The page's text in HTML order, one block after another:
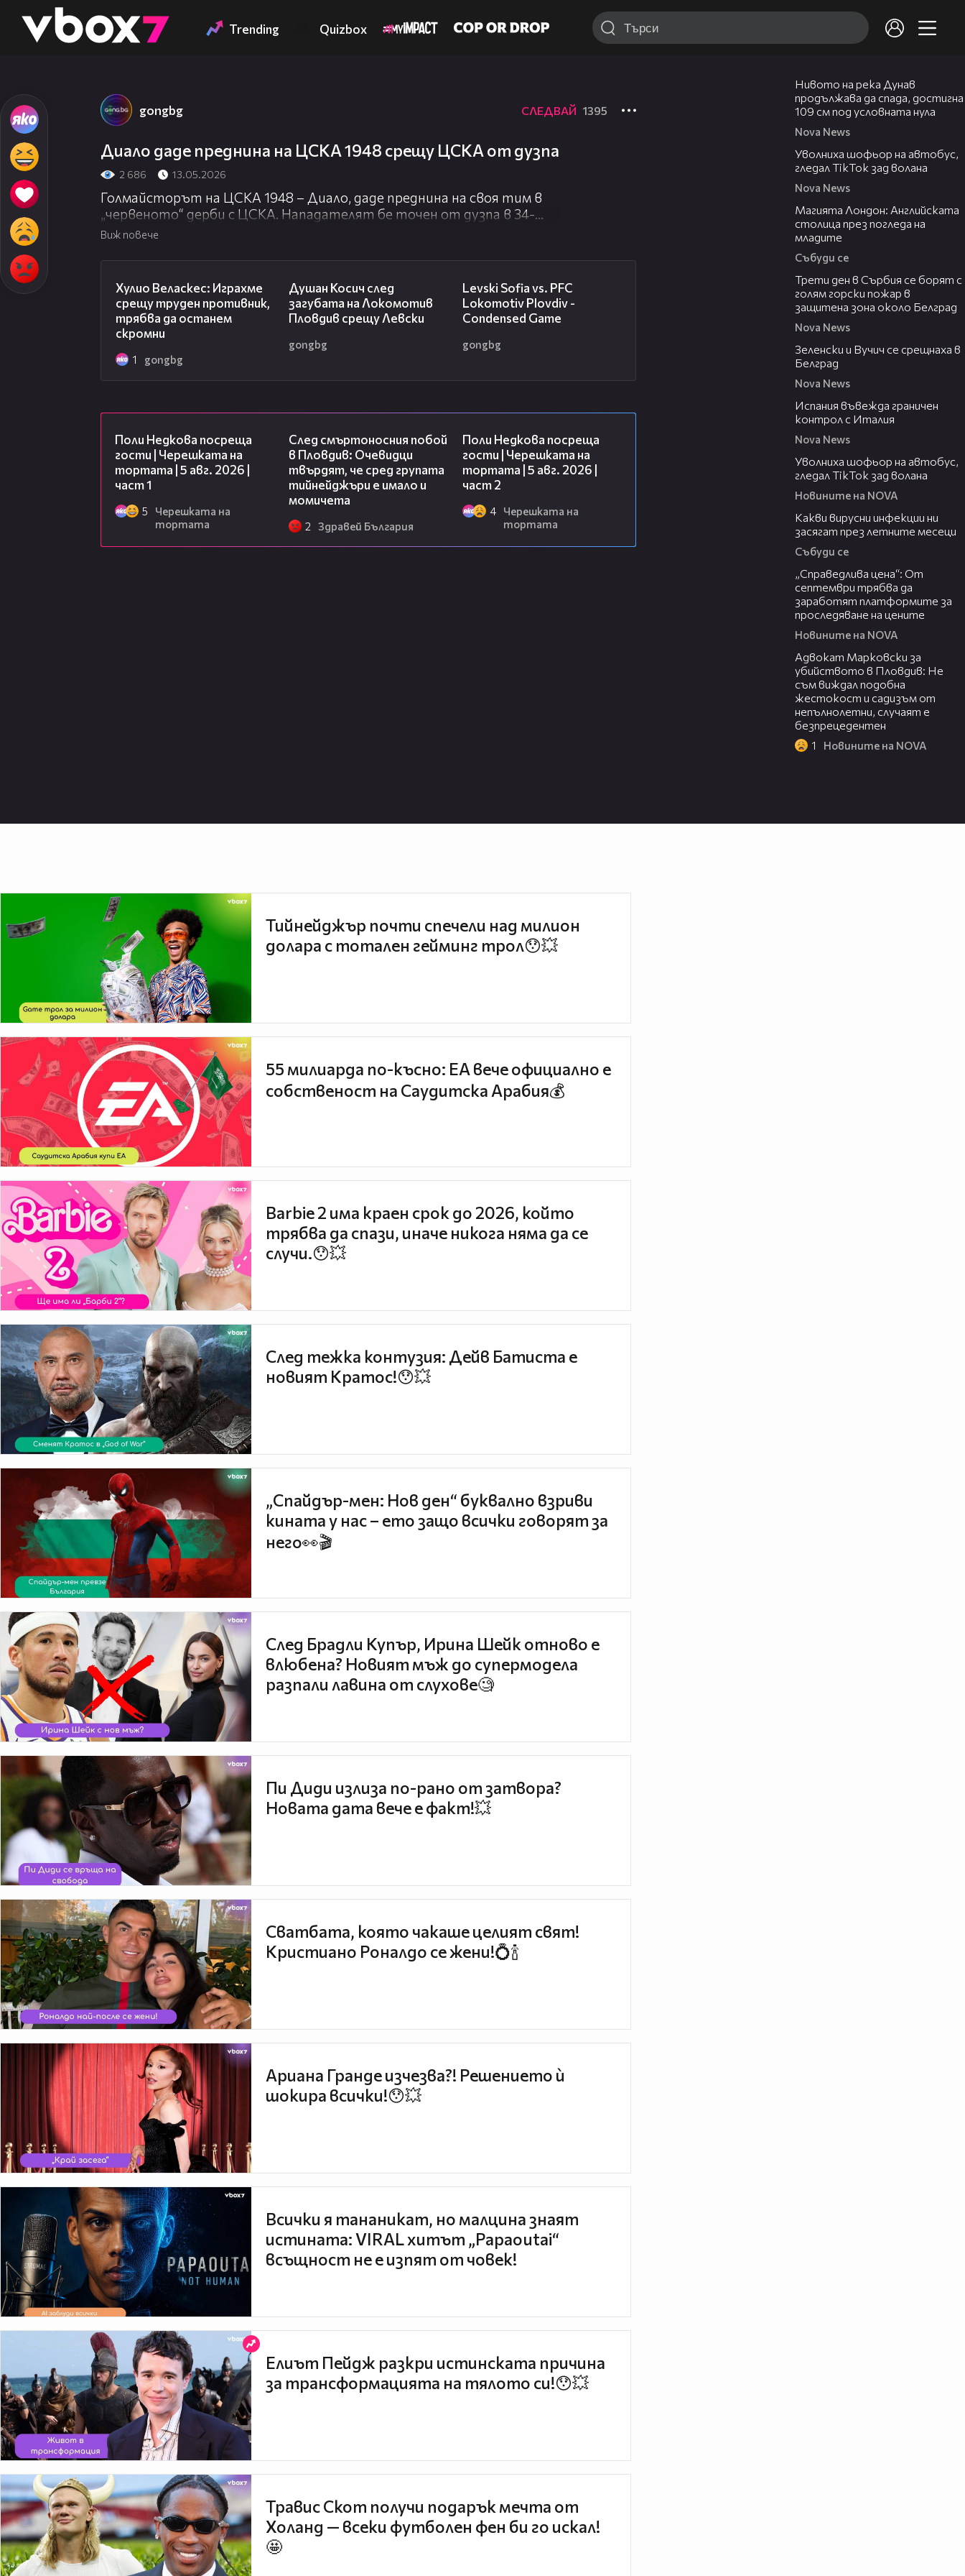
👾 Trending Quizbox
gongbg СЛЕДВАЙ 1395
Диало даде преднина на ЦСКА 1948 срещу ЦСКА от дузпа
2 686 13.05.2026
Голмайсторът на ЦСКА 1948 – Диало, даде преднина на своя тим в
„червеното“ дерби с ЦСКА. Нападателят бе точен от дузпа в 34-
ата минута. Наказателният удар за гостите бе отсъден за игра с
ситуацията във видеото.
Виж повече
Хулио Веласкес: Играхме
срещу труден противник,
трябва да останем
скромни
1 gongbg
Душан Косич след
загубата на Локомотив
Пловдив срещу Левски
gongbg
Levski Sofia vs. PFC
Lokomotiv Plovdiv -
Condensed Game
gongbg
Поли Недкова посреща
гости | Черешката на
тортата | 5 авг. 2026 |
част 1
5
Черешката на
тортата
След смъртоносния побой
в Пловдив: Очевидци
твърдят, че сред групата
тийнейджъри е имало и
момичета
2 Здравей България
Поли Недкова посреща
гости | Черешката на
тортата | 5 авг. 2026 |
част 2
4
Черешката на
тортата
Нивото на река Дунав
продължава да спада, достигна
109 см под условната нула
Nova News
Уволниха шофьор на автобус,
гледал TikTok зад волана
Nova News
Магията Лондон: Английската
столица през погледа на
младите
Събуди се
Трети ден в Сърбия се борят с
голям горски пожар в
защитена зона около Белград
Nova News
Зеленски и Вучич се срещнаха в
Белград
Nova News
Испания въвежда граничен
контрол с Италия
Nova News
Уволниха шофьор на автобус,
гледал TikTok зад волана
Новините на NOVA
Какви вирусни инфекции ни
засягат през летните месеци
Събуди се
„Справедлива цена“: От
септември трябва да
заработят платформите за
проследяване на цените
Новините на NOVA
Адвокат Марковски за
убийството в Пловдив: Не
съм виждал подобна
жестокост и садизъм от
непълнолетни, случаят е
безпрецедентен
1 Новините на NOVA
Тийнейджър почти спечели над милион
долара с тотален гейминг трол😯💥
55 милиарда по-късно: EA вече официално е
собственост на Саудитска Арабия💰
Barbie 2 има краен срок до 2026, който
трябва да спази, иначе никога няма да се
случи.😯💥
След тежка контузия: Дейв Батиста е
новият Кратос!😯💥
„Спайдър-мен: Нов ден“ буквално взриви
кината у нас – ето защо всички говорят за
него👀🎬
След Брадли Купър, Ирина Шейк отново е
влюбена? Новият мъж до супермодела
разпали лавина от слухове🧐
Пи Диди излиза по-рано от затвора?
Новата дата вече е факт!💥
Сватбата, която чакаше целият свят!
Кристиано Роналдо се жени!💍🍾
Ариана Гранде изчезва?! Решението ѝ
шокира всички!😯💥
Всички я тананикат, но малцина знаят
истината: VIRAL хитът „Papaoutai“
всъщност не е изпят от човек!
Елиът Пейдж разкри истинската причина
за трансформацията на тялото си!😯💥
Травис Скот получи подарък мечта от
Холанд — всеки футболен фен би го искал!
🤩